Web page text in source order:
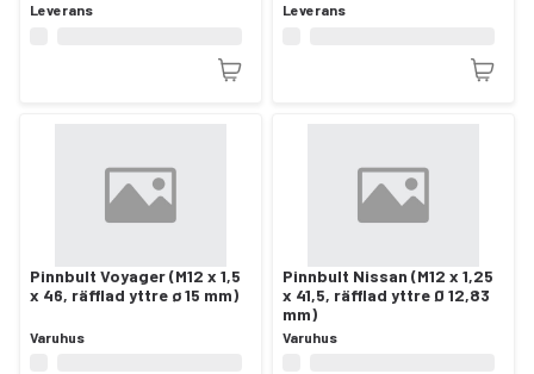
Leverans Leverans
Pinnbult Voyager (M12 x 1,5
x 46, räfflad yttre ø 15 mm)
Varuhus
Pinnbult Nissan (M12 x 1,25
x 41,5, räfflad yttre Ø 12,83
mm)
Varuhus